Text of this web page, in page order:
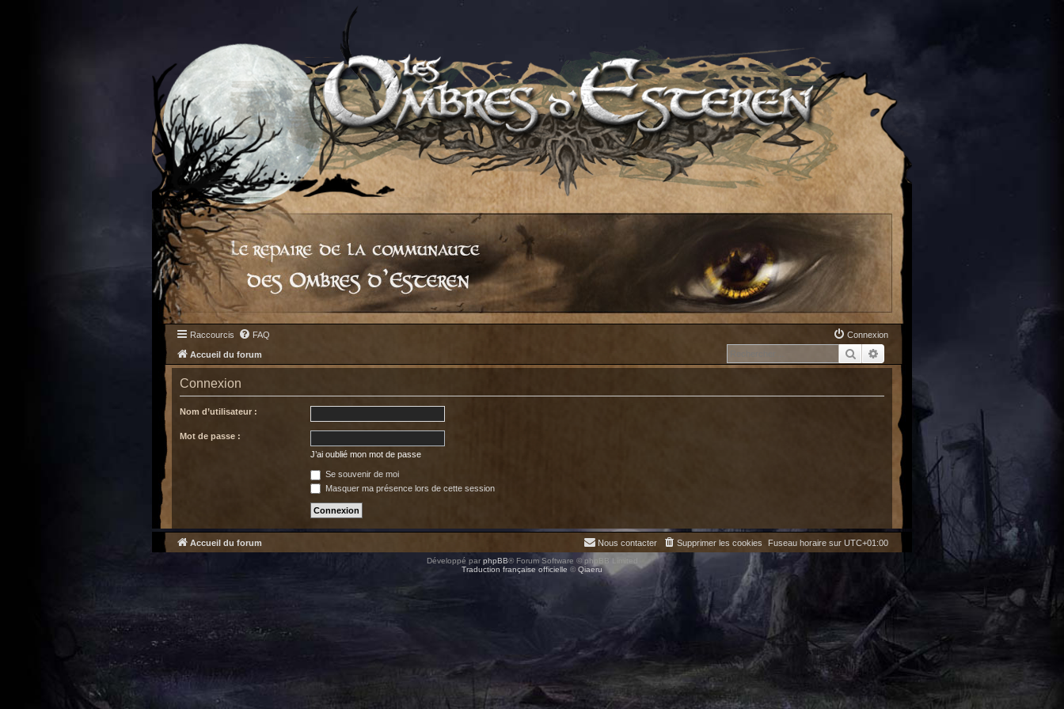
Raccourcis FAQ Connexion
Accueil du forum Rechercher
Connexion
Nom d’utilisateur :
Mot de passe :
J’ai oublié mon mot de passe
Se souvenir de moi
Masquer ma présence lors de cette session
Accueil du forum Fuseau horaire sur UTC+01:00
Supprimer les cookies
Nous contacter
Développé par phpBB® Forum Software © phpBB Limited
Traduction française officielle © Qiaeru